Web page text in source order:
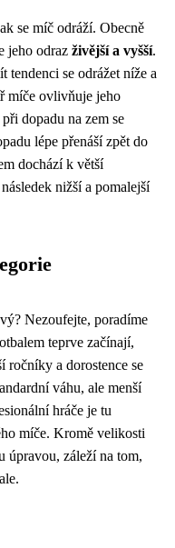
se míč odráží. Obecně
jeho odraz živější a vyšší.
tendenci se odrážet níže a
míče ovlivňuje jeho
dopadu na zem se
lépe přenáší zpět do
dochází k větší
nižší a pomalejší
Nezoufejte, poradíme
teprve začínají,
ročníky a dorostence se
váhu, ale menší
hráče je tu
míče. Kromě velikosti
úpravou, záleží na tom,